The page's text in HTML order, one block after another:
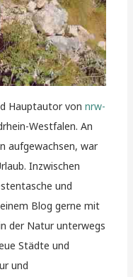
Hauptautor vonnrw-
Westfalen. An
aufgewachsen, war
Inzwischen
und
Blog gerne mit
der Natur unterwegs
Städte und
und